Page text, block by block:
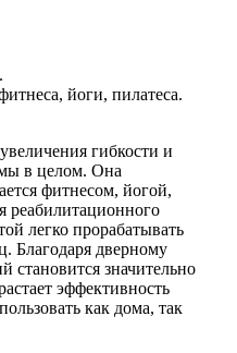
йоги, пилатеса.
гибкости и
в целом. Она
фитнесом, йогой,
реабилитационного
легко прорабатывать
Благодаря дверному
становится значительно
эффективность
как дома, так